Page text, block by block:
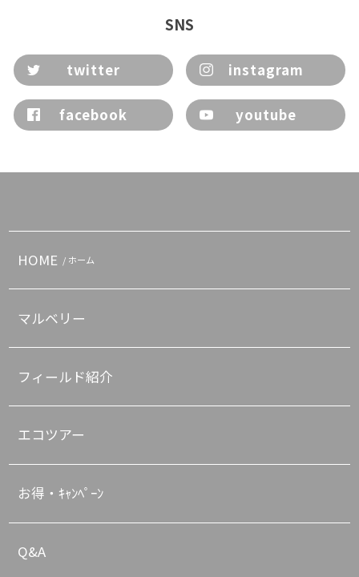
SNS
twitter instagram
facebook youtube
HOME / ホーム
マルベリー
フィールド紹介
エコツアー
お得・ｷｬﾝﾍﾟｰﾝ
Q&A